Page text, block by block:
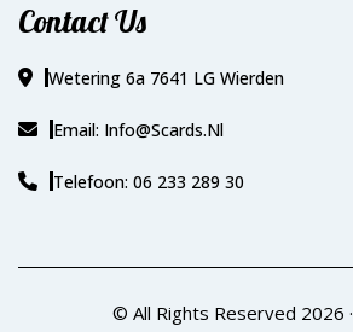
Contact Us
Wetering 6a 7641 LG Wierden
Email: Info@scards.nl
Telefoon: 06 233 289 30
© All Rights Reserved 2026 ·